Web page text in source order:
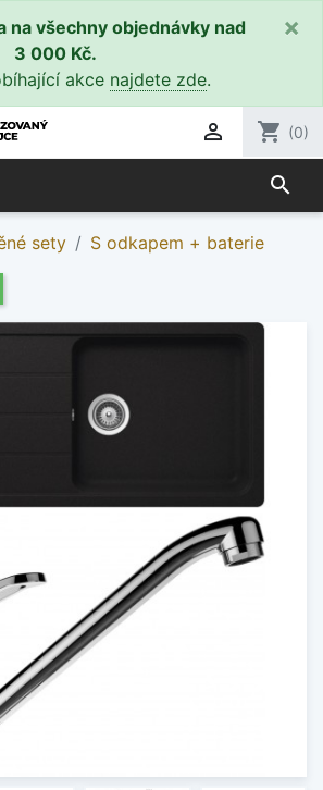
na všechny objednávky nad
3 000 Kč.
akce najdete zde.
×
 shopping_cart (0)
search
sety S odkapem + baterie